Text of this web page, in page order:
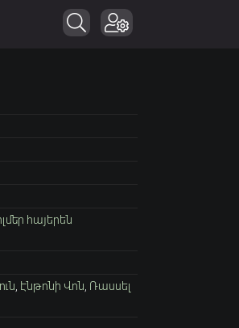
հայերեն
Էնթոնի Վոն Ռասսել